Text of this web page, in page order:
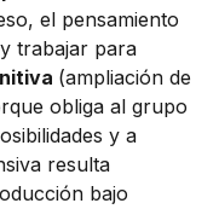
el pensamiento
y trabajar para
(ampliación de
obliga al grupo
y a
resulta
bajo